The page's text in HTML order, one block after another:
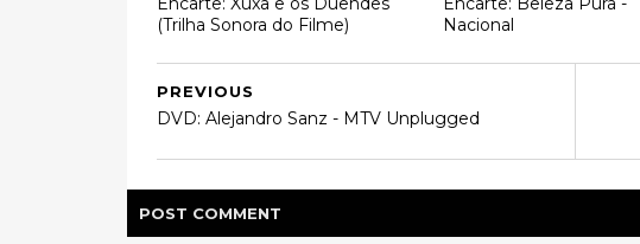
(Trilha Sonora do Filme)
Nacional
PREVIOUS
DVD: Alejandro Sanz - MTV Unplugged
POST COMMENT